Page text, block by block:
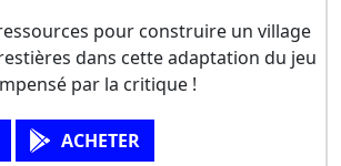
pour construire un village
dans cette adaptation du jeu
par la critique !
ACHETER